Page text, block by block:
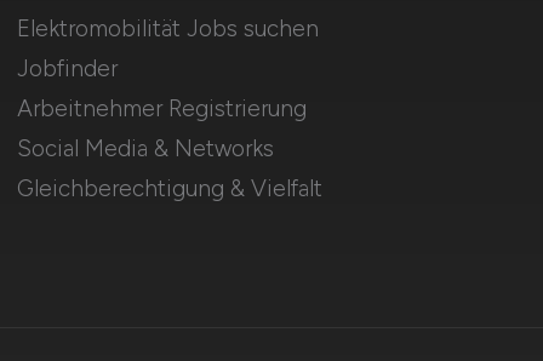
Elektromobilität Jobs suchen
Jobfinder
Arbeitnehmer Registrierung
Social Media & Networks
Gleichberechtigung & Vielfalt